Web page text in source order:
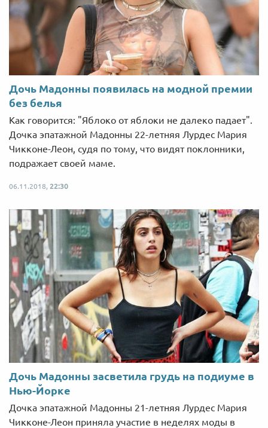
Дочь Мадонны появилась на модной премии
без белья
Как говорится: "Яблоко от яблоки не далеко падает".
Дочка эпатажной Мадонны 22-летняя Лурдес Мария
Чикконе-Леон, судя по тому, что видят поклонники,
подражает своей маме.
06.11.2018, 22:30
Дочь Мадонны засветила грудь на подиуме в
Нью-Йорке
Дочка эпатажной Мадонны 21-летняя Лурдес Мария
Чикконе-Леон приняла участие в неделях моды в